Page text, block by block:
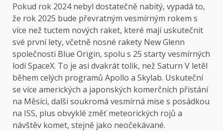
Pokud rok 2024 nebyl dostatečně nabitý, vypadá to,
že rok 2025 bude převratným vesmírným rokem s
více než tuctem nových raket, které mají uskutečnit
své první lety, včetně nosné rakety New Glenn
společnosti Blue Origin, spolu s 25 starty vesmírných
lodí SpaceX. To je asi dvakrát tolik, než Saturn V letěl
během celých programů Apollo a Skylab. Uskuteční
se více amerických a japonských komerčních přistání
na Měsíci, další soukromá vesmírná mise s posádkou
na ISS, plus obvyklé změť meteorických rojů a
návštěv komet, stejně jako neočekávané.